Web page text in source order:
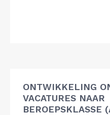
ONTWIKKELING
VACATURES NAAR
BEROEPSKLASSE